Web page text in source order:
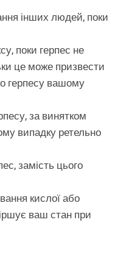
інших людей, поки
поки герпес не
це може призвести
герпесу вашому
за винятком
випадку ретельно
замість цього
кислої або
ваш стан при